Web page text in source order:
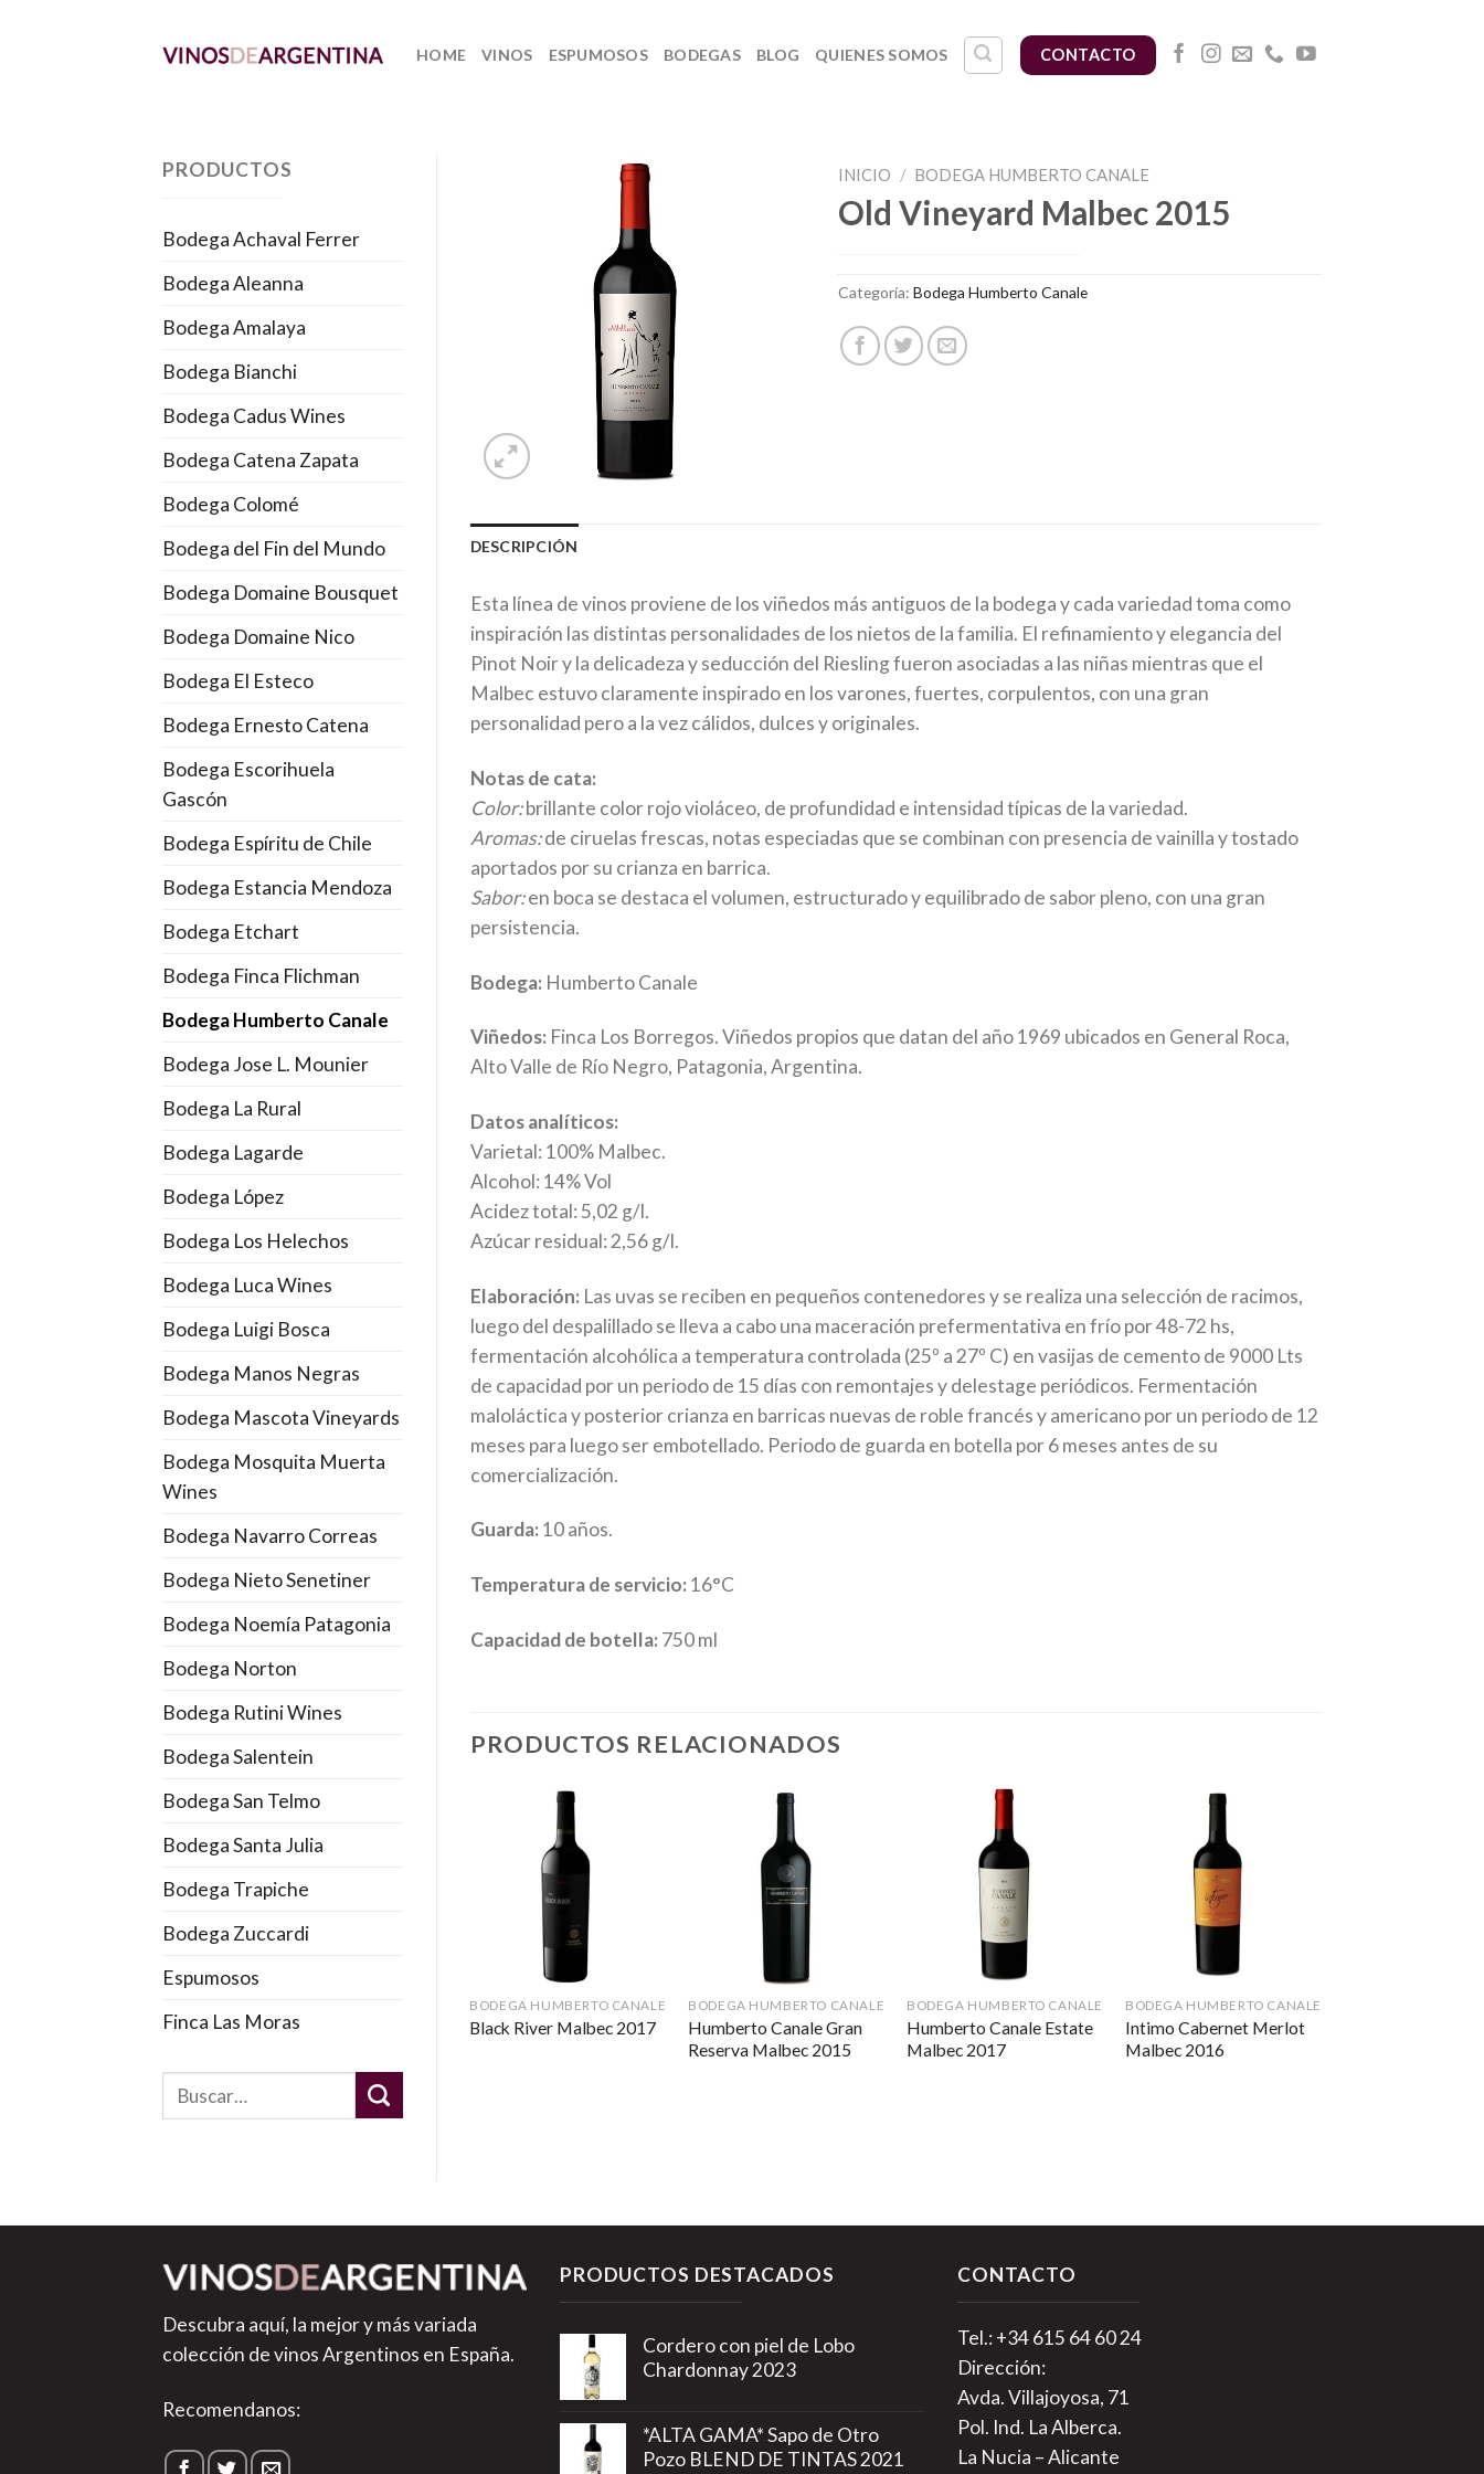
HOME VINOS ESPUMOSOS BODEGAS BLOG QUIENES SOMOS CONTACTO
PRODUCTOS
Bodega Achaval Ferrer
Bodega Aleanna
Bodega Amalaya
Bodega Bianchi
Bodega Cadus Wines
Bodega Catena Zapata
Bodega Colomé
Bodega del Fin del Mundo
Bodega Domaine Bousquet
Bodega Domaine Nico
Bodega El Esteco
Bodega Ernesto Catena
Bodega Escorihuela
Gascón
Bodega Espíritu de Chile
Bodega Estancia Mendoza
Bodega Etchart
Bodega Finca Flichman
Bodega Humberto Canale
Bodega Jose L. Mounier
Bodega La Rural
Bodega Lagarde
Bodega López
Bodega Los Helechos
Bodega Luca Wines
Bodega Luigi Bosca
Bodega Manos Negras
Bodega Mascota Vineyards
Bodega Mosquita Muerta
Wines
Bodega Navarro Correas
Bodega Nieto Senetiner
Bodega Noemía Patagonia
Bodega Norton
Bodega Rutini Wines
Bodega Salentein
Bodega San Telmo
Bodega Santa Julia
Bodega Trapiche
Bodega Zuccardi
Espumosos
Finca Las Moras
INICIO / BODEGA HUMBERTO CANALE
Old Vineyard Malbec 2015
Categoría:Bodega Humberto Canale
DESCRIPCIÓN
Esta línea de vinos proviene de los viñedos más antiguos de la bodega y cada variedad toma como
inspiración las distintas personalidades de los nietos de la familia. El refinamiento y elegancia del
Pinot Noir y la delicadeza y seducción del Riesling fueron asociadas a las niñas mientras que el
Malbec estuvo claramente inspirado en los varones, fuertes, corpulentos, con una gran
personalidad pero a la vez cálidos, dulces y originales.
Notas de cata:
Color:brillante color rojo violáceo, de profundidad e intensidad típicas de la variedad.
Aromas:de ciruelas frescas, notas especiadas que se combinan con presencia de vainilla y tostado
aportados por su crianza en barrica.
Sabor:en boca se destaca el volumen, estructurado y equilibrado de sabor pleno, con una gran
persistencia.
Bodega:Humberto Canale
Viñedos:Finca Los Borregos. Viñedos propios que datan del año 1969 ubicados en General Roca,
Alto Valle de Río Negro, Patagonia, Argentina.
Datos analíticos:
Varietal: 100% Malbec.
Alcohol: 14% Vol
Acidez total: 5,02 g/l.
Azúcar residual: 2,56 g/l.
Elaboración:Las uvas se reciben en pequeños contenedores y se realiza una selección de racimos,
luego del despalillado se lleva a cabo una maceración prefermentativa en frío por 48-72 hs,
fermentación alcohólica a temperatura controlada (25º a 27º C) en vasijas de cemento de 9000 Lts
de capacidad por un periodo de 15 días con remontajes y delestage periódicos. Fermentación
maloláctica y posterior crianza en barricas nuevas de roble francés y americano por un periodo de 12
meses para luego ser embotellado. Periodo de guarda en botella por 6 meses antes de su
comercialización.
Guarda:10 años.
Temperatura de servicio:16°C
Capacidad de botella:750 ml
PRODUCTOS RELACIONADOS
BODEGA HUMBERTO CANALE
Black River Malbec 2017
BODEGA HUMBERTO CANALE
Humberto Canale Gran
Reserva Malbec 2015
BODEGA HUMBERTO CANALE
Humberto Canale Estate
Malbec 2017
BODEGA HUMBERTO CANALE
Intimo Cabernet Merlot
Malbec 2016
Humberto Canale Extra
Descubra aquí, la mejor y más variada
colección de vinos Argentinos en España.
Recomendanos:
PRODUCTOS DESTACADOS
Cordero con piel de Lobo
Chardonnay 2023
*ALTA GAMA* Sapo de Otro
Pozo BLEND DE TINTAS 2021
CONTACTO
Tel.: +34 615 64 60 24
Dirección:
Avda. Villajoyosa, 71
Pol. Ind. La Alberca.
La Nucia – Alicante